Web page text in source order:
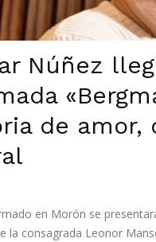
Núñez
de amor,
en Morón se
la consagrada Leonor